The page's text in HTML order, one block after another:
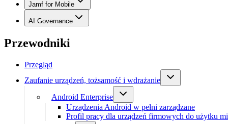
Jamf for Mobile
AI Governance
Przewodniki
Przegląd
Zaufanie urządzeń, tożsamość i wdrażanie
Android Enterprise
Urządzenia Android w pełni zarządzane
Profil pracy dla urządzeń firmowych do użytku